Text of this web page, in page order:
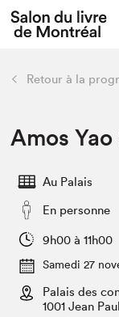
Espace
Préparer
Actualités
SLM PRO
retour
Préparer sa
Salon au Palais
Projets
Liens
Retour à la
Amos
Au Palais
En personne
9h00 à 11h00
Samedi 27
Palais des
1001 Jean